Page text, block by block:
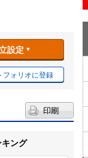
設定
フォリオに登録
ング